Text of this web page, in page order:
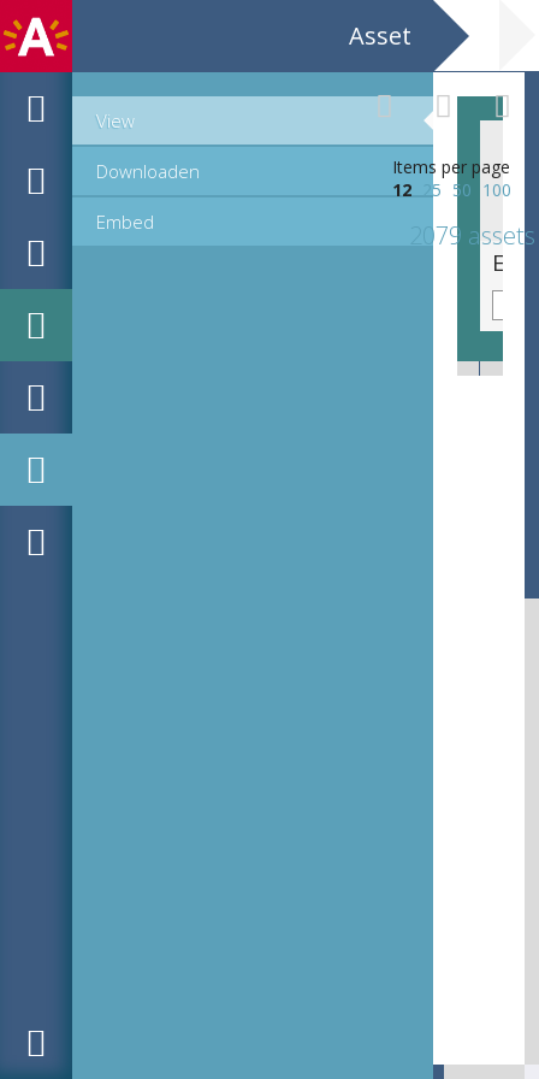
Asset
View
Downloaden
Embed
Items per page
12
25 50 100
2079 assets